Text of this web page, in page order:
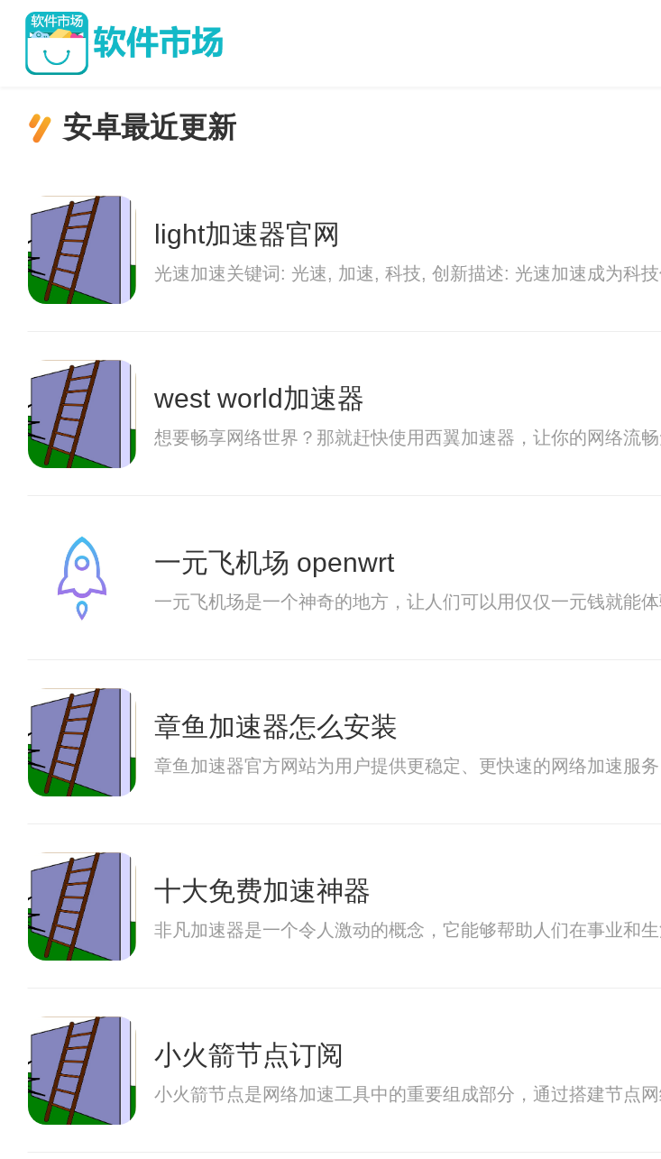
安卓最近更新
light加速器官网
光速加速关键词: 光速, 加速, 科技, 创新描述: 光速加速成为科
west world加速器
想要畅享网络世界？那就赶快使用西翼加速器，让你的网络流
一元飞机场 openwrt
一元飞机场是一个神奇的地方，让人们可以用仅仅一元钱就能
章鱼加速器怎么安装
章鱼加速器官方网站为用户提供更稳定、更快速的网络加速服
十大免费加速神器
非凡加速器是一个令人激动的概念，它能够帮助人们在事业和
小火箭节点订阅
小火箭节点是网络加速工具中的重要组成部分，通过搭建节点